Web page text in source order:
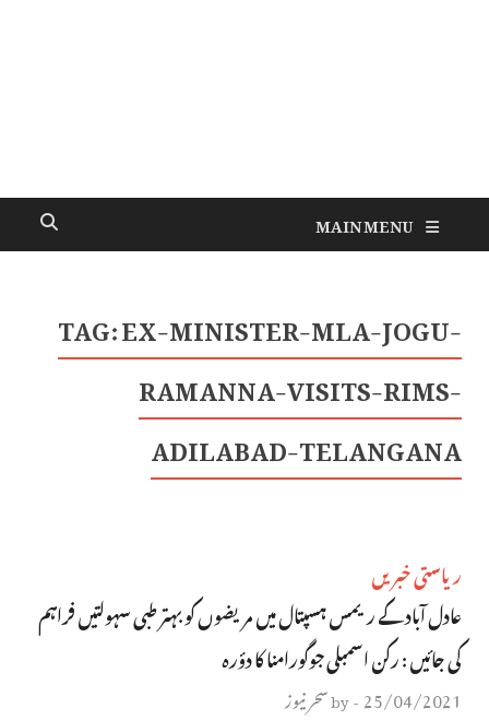
MAIN MENU
TAG:EX-MINISTER-MLA-JOGU-
RAMANNA-VISITS-RIMS-
ADILABAD-TELANGANA
ریاستی خبریں
عادل آباد کے ریمس ہسپتال میں مریضوں کو بہتر طبی سہولتیں فراہم
کی جائیں : رکن اسمبلی جوگورامنا کا دؤرہ
25/04/2021
-
byسحر نیوز